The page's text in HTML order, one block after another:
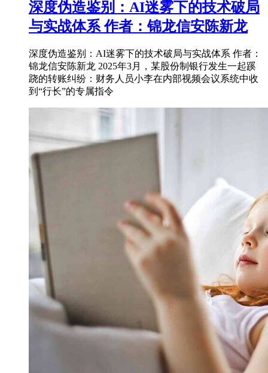
深度伪造鉴别：AI迷雾下的技术破局
与实战体系 作者：锦龙信安陈新龙
深度伪造鉴别：AI迷雾下的技术破局与实战体系 作者：
锦龙信安陈新龙 2025年3月，某股份制银行发生一起蹊
跷的转账纠纷：财务人员小李在内部视频会议系统中收
到“行长”的专属指令